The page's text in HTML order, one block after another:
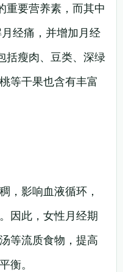
重要营养素，而其中
经痛，并增加月经
括瘦肉、豆类、深绿
等干果也含有丰富
，影响血液循环，
因此，女性月经期
等流质食物，提高
衡。